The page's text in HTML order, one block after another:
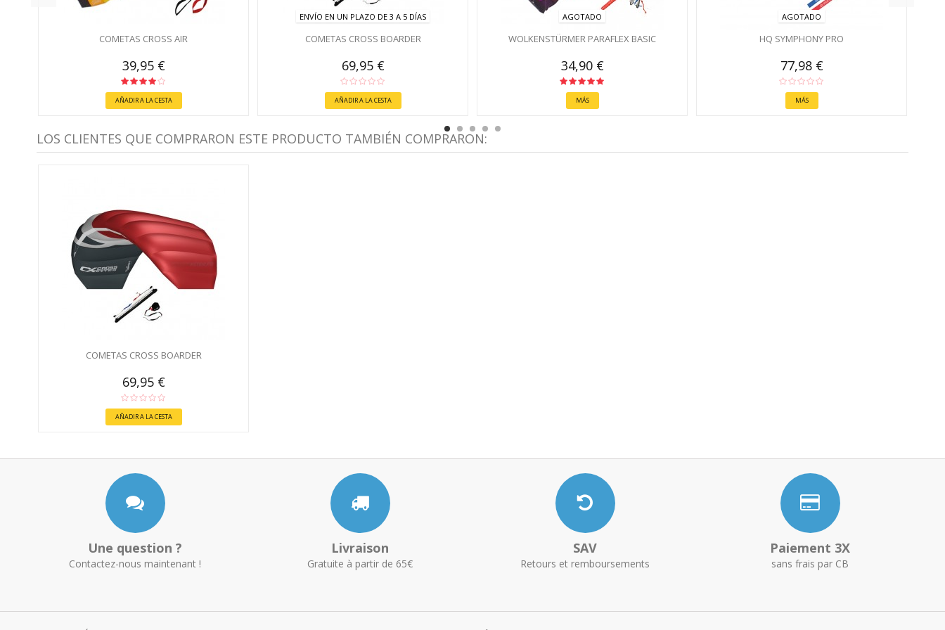
COMETAS CROSS AIR
39,95 €
AÑADIR A LA CESTA
ENVÍO EN UN PLAZO DE 3 A 5 DÍAS
COMETAS CROSS BOARDER
69,95 €
AÑADIR A LA CESTA
AGOTADO
WOLKENSTÜRMER PARAFLEX BASIC
34,90 €
MÁS
AGOTADO
HQ SYMPHONY PRO
77,98 €
MÁS
LOS CLIENTES QUE COMPRARON ESTE PRODUCTO TAMBIÉN COMPRARON:
COMETAS CROSS BOARDER
69,95 €
AÑADIR A LA CESTA
Une question ?
Contactez-nous maintenant !
Livraison
Gratuite à partir de 65€
SAV
Retours et remboursements
Paiement 3X
sans frais par CB